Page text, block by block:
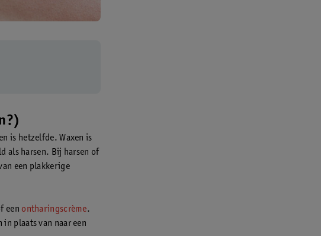
is hetzelfde. Waxen is
als harsen. Bij harsen of
een plakkerige
een ontharingscrème.
in plaats van naar een